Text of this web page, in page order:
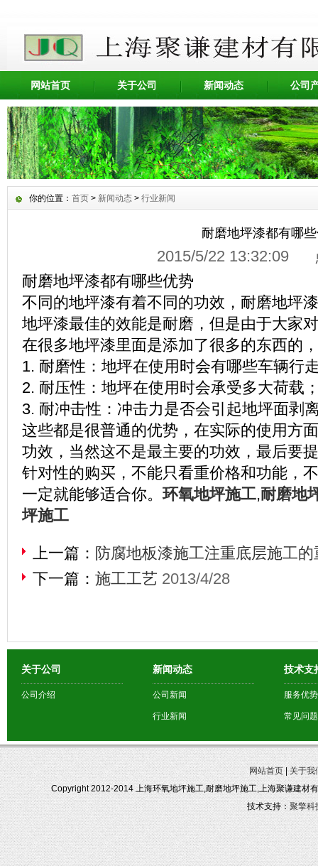
网站首页 关于公司 新闻动态 公司
你的位置： 首页 > 新闻动态 > 行业新闻
耐磨地坪漆都有哪
2015/5/22 13:32:09
耐磨地坪漆都有哪些优势
不同的地坪漆有着不同的功效，耐磨地坪
地坪漆最佳的效能是耐磨，但是由于大家
在很多地坪漆里面是添加了很多的东西的
1. 耐磨性：地坪在使用时会有哪些车辆行
2. 耐压性：地坪在使用时会承受多大荷载
3. 耐冲击性：冲击力是否会引起地坪面剥
这些都是很普通的优势，在实际的使用方
功效，当然这不是最主要的功效，最后要
针对性的购买，不能只看重价格和功能，
一定就能够适合你。环氧地坪施工,耐磨地
坪施工
上一篇： 防腐地板漆施工注重底层施工
下一篇： 施工工艺 2013/4/28
关于公司
公司介绍
新闻动态
公司新闻
行业新闻
技术支
服务优势
常见问题
网站首页 |关于我
Copyright 2012-2014 上海环氧地坪施工,耐磨地坪施工,上海聚谦建材
技术支持：聚擎科